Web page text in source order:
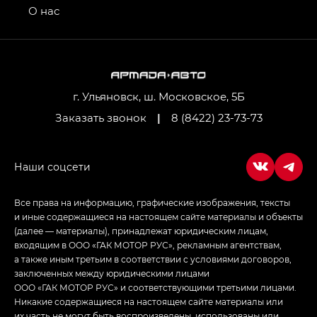
привод — GB AWD, Джи Эль Полный привод —
Джи Икс ПРЕМИУМ — GX PREMIUM, ЛАУНЖ —
LOUNGE
Empow — Эмпау (Empow) в комплектации
г. Ульяновск, ш. Московское, 5Б
Заказать звонок
| 8 (8422) 23-73-73
О нас
Все права на информацию, графические изображения, тексты
и иные содержащиеся на настоящем сайте материалы и объекты
(далее — материалы), принадлежат юридическим лицам,
входящим в ООО «ГАК МОТОР РУС», рекламным агентствам,
а также иным третьим в соответствии с условиями договоров,
заключенных между юридическими лицами
ООО «ГАК МОТОР РУС» и соответствующими третьими лицами.
Никакие содержащиеся на настоящем сайте материалы или